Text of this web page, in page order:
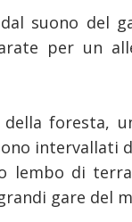
suono del
per un
foresta,
intervallati
lembo di
gare del